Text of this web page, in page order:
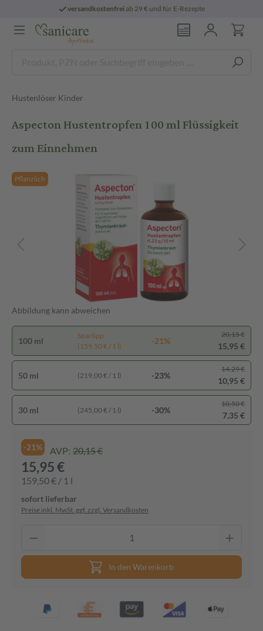
versandkostenfreiab 29 € und für E-Rezepte
Hustenlöser Kinder
Aspecton Hustentropfen 100 ml Flüssigkeit
zum Einnehmen
Pflanzlich
Abbildung kann abweichen
100 ml
Spartipp
(159,50 € / 1 l)
-21%
20,15 €
15,95 €
50 ml (219,00 € / 1 l) -23%
14,29 €
10,95 €
30 ml (245,00 € / 1 l) -30%
10,50 €
7,35 €
-21% AVP: 20,15 €
15,95 €
159,50 € / 1 l
sofort lieferbar
Preise inkl. MwSt. ggf. zzgl. Versandkosten
In den Warenkorb